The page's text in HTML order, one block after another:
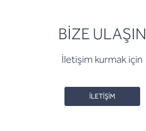
BİZE ULAŞIN
İletişim kurmak için
İLETİŞİM